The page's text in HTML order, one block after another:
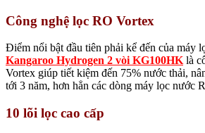
Công nghệ lọc RO Vortex
Điểm nổi bật đầu tiên phải kể đến của máy
Kangaroo Hydrogen 2 vòi KG100HK là
Vortex giúp tiết kiệm đến 75% nước thải,
tới 3 năm, hơn hẳn các dòng máy lọc nước
10 lõi lọc cao cấp